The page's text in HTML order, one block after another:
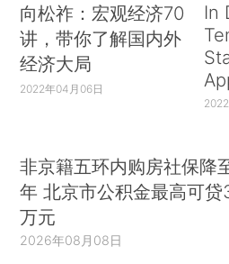
8月伊始，中美贸易局势
列为“汇率操纵国”，带动全
中美贸易摩擦已经进入一
过程，经过一年多的反反复
博弈的认识愈加深入，对情
向松祚：宏观经济70
讲，带你了解国内外
经济大局
2022年04月06日
In
非京籍五环内购房社保降
年 北京市公积金最高可
万元
2026年08月08日